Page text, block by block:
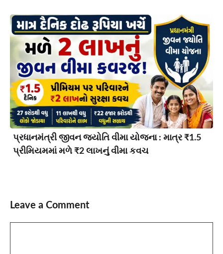
પ્રધાનમંત્રી જીવન જ્યોતિ વીમા યોજના : માત્ર ₹1.5
પ્રીમિયમમાં મળે ₹2 લાખનું વીમા કવચ
Leave a Comment